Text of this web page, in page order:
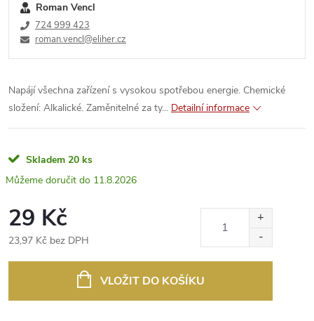
Roman Vencl
724 999 423
roman.vencl@eliher.cz
Napájí všechna zařízení s vysokou spotřebou energie. Chemické
složení: Alkalické. Zaměnitelné za ty... Detailní informace
Skladem 20 ks
11.8.2026
29 Kč
23,97 Kč bez DPH
VLOŽIT DO KOŠÍKU